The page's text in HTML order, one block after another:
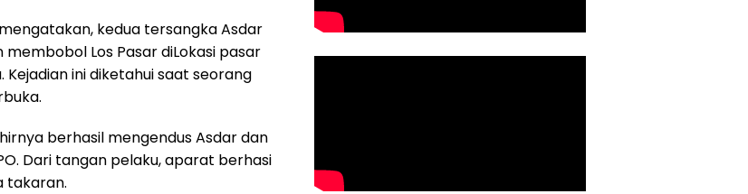
mengatakan, kedua tersangka Asdar
Los Pasar diLokasi pasar
Kejadian ini diketahui saat seorang
berhasil mengendus Asdar dan
Dari tangan pelaku, aparat berhasi
takaran.